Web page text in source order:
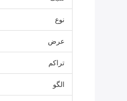
نوع
عرض
تراکم
الگو